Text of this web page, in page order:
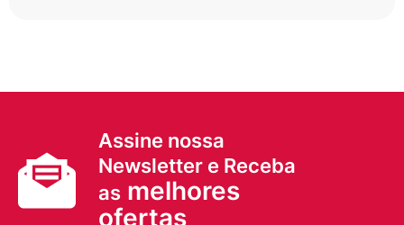
Assine nossa
Newsletter e Receba
as melhores
ofertas